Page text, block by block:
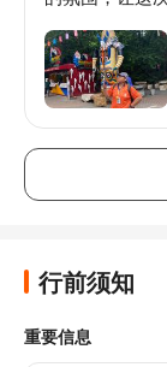
行前须知
重要信息